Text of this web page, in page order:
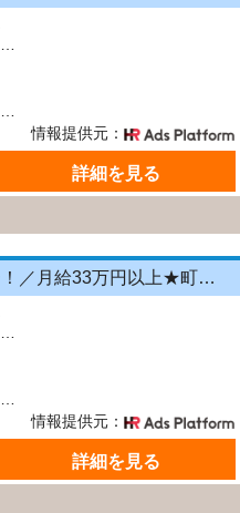
情報提供元：
詳細を見る
＼投函メイン！営業＆残業ナシ！／月給33万円以上★町歩きをしながら投函♪20～50代活躍中☆年間休日125日以上！[26750226]
情報提供元：
詳細を見る